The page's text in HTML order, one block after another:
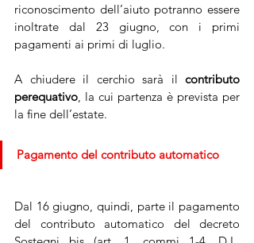
riconoscimento dell’aiuto potranno essere
inoltrate dal 23 giugno, con i primi
pagamenti ai primi di luglio.
A chiudere il cerchio sarà il contributo
perequativo , la cui partenza è prevista per
la fine dell’estate.
Pagamento del contributo automatico
Dal 16 giugno, quindi, parte il pagamento
del contributo automatico del decreto